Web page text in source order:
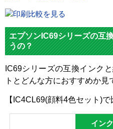
イプ
エプソンIC69シリーズの互
うの？
IC69シリーズの互換インク
トとどんな方におすすめか見
【IC4CL69(顔料4色セット)で
イン